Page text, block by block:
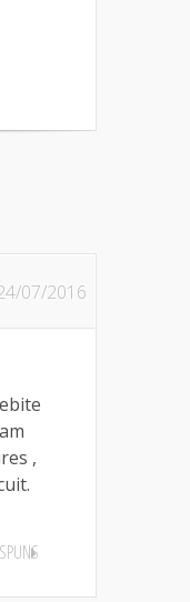
07/2016
,